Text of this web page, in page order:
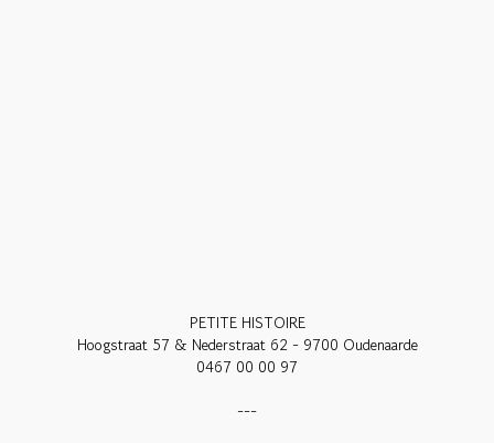
PETITE HISTOIRE
Hoogstraat 57 & Nederstraat 62 - 9700 Oudenaarde
0467 00 00 97
---